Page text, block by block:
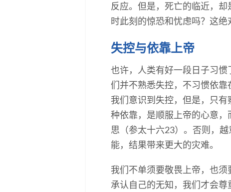
反应。但是，死亡的临近，
时此刻的惊恐和忧虑吗？这绝
失控与依靠上帝
也许，人类有好一段日子习
们并不熟悉失控，不习惯依
我们意识到失控，但是，只
种依靠，是顺服上帝的心意
思（参太十六23）。否则，
能，结果带来更大的灾难。
我们不单须要敬畏上帝，也
承认自己的无知，我们才会